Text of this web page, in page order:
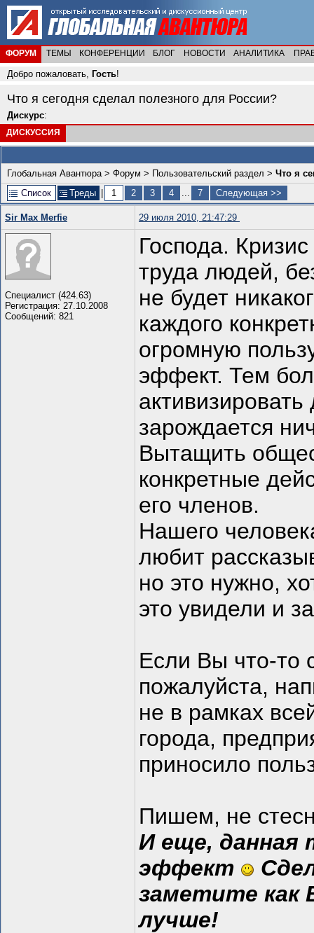
ФОРУМ ТЕМЫ КОНФЕРЕНЦИИ БЛОГ НОВОСТИ АНАЛИТИКА
Добро пожаловать, Гость!
Что я сегодня сделал полезного для России?
Дискурс:
ДИСКУССИЯ
Глобальная Авантюра> Форум > Пользовательский раздел > Что я
Список
Треды 1 2 3 4 ... 7 Следующая >>
Sir Max Merfie 29 июля 2010, 21:47:29
Специалист (424.63)
Регистрация: 27.10.2008
Сообщений: 821
Господа.
труда людей,
не будет
каждого
огромную
эффект. Тем
зарождается
Вытащить
конкретные
его членов.
Нашего
любит
но это нужно,
это увидели и
Если Вы что-то
пожалуйста,
не в рамках
города,
приносило
Пишем, не
И еще, данная
эффект
заметите как
лучше!